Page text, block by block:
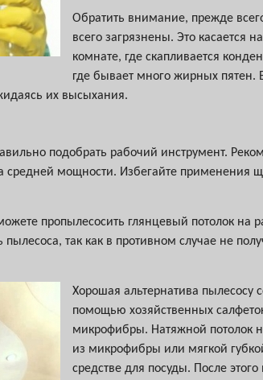
Обратить внимание, прежде
всего загрязнены. Это касается
комнате, где скапливается
где бывает много жирных пятен.
их высыхания.
подобрать рабочий инструмент.
мощности. Избегайте применения
пропылесосить глянцевый потолок на
так как в противном случае не
Хорошая альтернатива пылесосу
помощью хозяйственных
микрофибры. Натяжной потолок
из микрофибры или мягкой
средстве для посуды. После